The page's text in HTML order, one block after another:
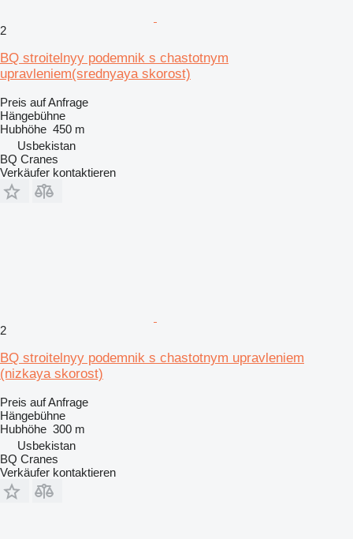
2
BQ stroitelnyy podemnik s chastotnym
upravleniem(srednyaya skorost)
Preis auf Anfrage
Hängebühne
Hubhöhe 450 m
Usbekistan
BQ Cranes
Verkäufer kontaktieren
2
BQ stroitelnyy podemnik s chastotnym upravleniem
(nizkaya skorost)
Preis auf Anfrage
Hängebühne
Hubhöhe 300 m
Usbekistan
BQ Cranes
Verkäufer kontaktieren